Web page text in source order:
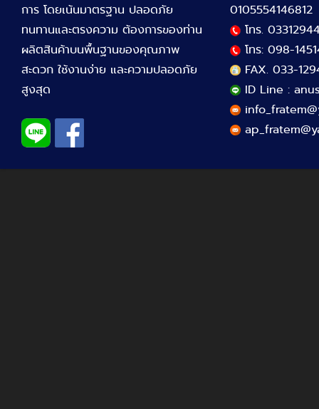
การ โดยเน้นมาตรฐาน ปลอดภัย
ทนทานและตรงความ ต้องการของท่าน
ผลิตสินค้าบนพื้นฐานของคุณภาพ
สะดวก ใช้งานง่าย และความปลอดภัย
สูงสุด
0105554146812
โทร.
โทร: 098-
FAX. 033-
ID Line :